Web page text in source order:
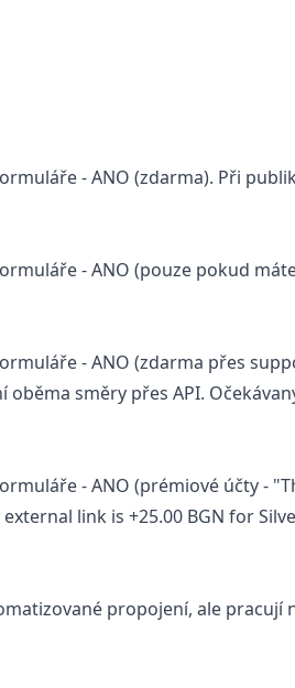
- ANO (zdarma). Při
- ANO (pouze pokud
- ANO (zdarma přes
směry přes API.
- ANO (prémiové účty -
link is +25.00 BGN for
propojení, ale